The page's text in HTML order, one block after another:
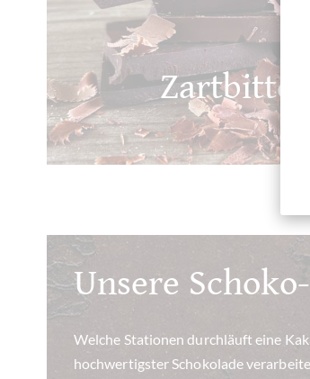
Unsere
Welche Stationen durchläuft eine
hochwertigster Schokolade